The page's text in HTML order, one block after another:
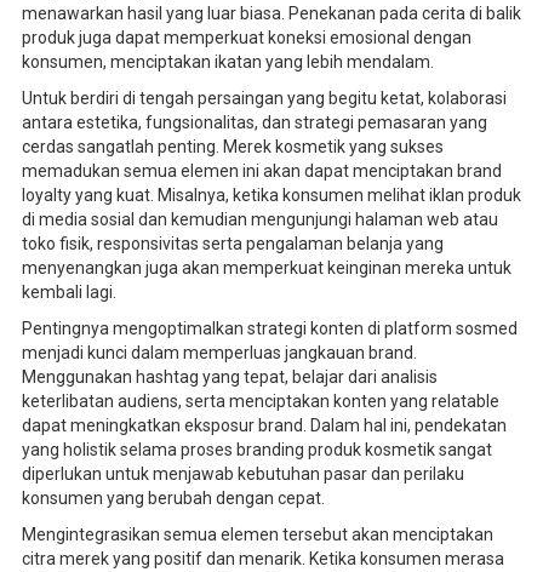
menawarkan hasil yang luar biasa. Penekanan pada cerita di balik
produk juga dapat memperkuat koneksi emosional dengan
konsumen, menciptakan ikatan yang lebih mendalam.
Untuk berdiri di tengah persaingan yang begitu ketat, kolaborasi
antara estetika, fungsionalitas, dan strategi pemasaran yang
cerdas sangatlah penting. Merek kosmetik yang sukses
memadukan semua elemen ini akan dapat menciptakan brand
loyalty yang kuat. Misalnya, ketika konsumen melihat iklan produk
di media sosial dan kemudian mengunjungi halaman web atau
toko fisik, responsivitas serta pengalaman belanja yang
menyenangkan juga akan memperkuat keinginan mereka untuk
kembali lagi.
Pentingnya mengoptimalkan strategi konten di platform sosmed
menjadi kunci dalam memperluas jangkauan brand.
Menggunakan hashtag yang tepat, belajar dari analisis
keterlibatan audiens, serta menciptakan konten yang relatable
dapat meningkatkan eksposur brand. Dalam hal ini, pendekatan
yang holistik selama proses branding produk kosmetik sangat
diperlukan untuk menjawab kebutuhan pasar dan perilaku
konsumen yang berubah dengan cepat.
Mengintegrasikan semua elemen tersebut akan menciptakan
citra merek yang positif dan menarik. Ketika konsumen merasa